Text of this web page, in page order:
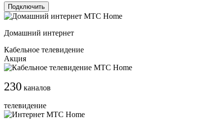
Подключить
Домашний интернет
Кабельное телевидение
Акция
230 каналов
телевидение